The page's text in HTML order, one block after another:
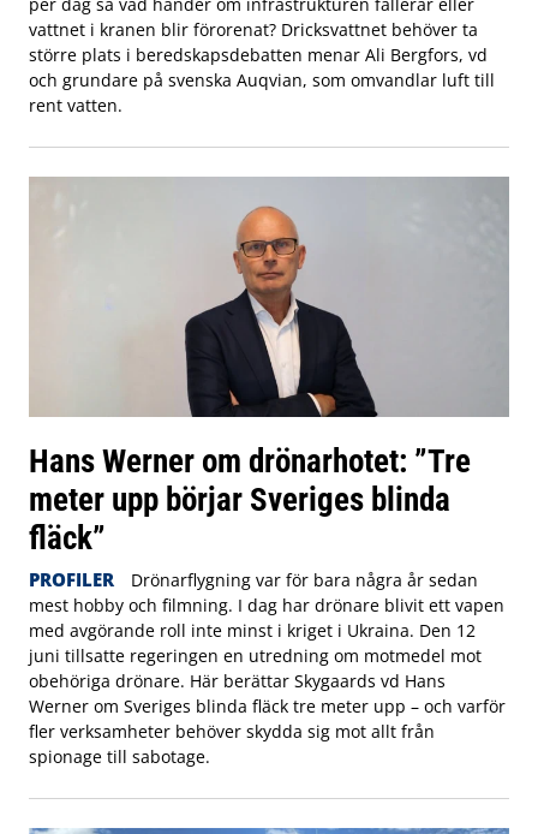
vattnet i kranen blir förorenat? Dricksvattnet behöver ta
större plats i beredskapsdebatten menar Ali Bergfors, vd
och grundare på svenska Auqvian, som omvandlar luft till
rent vatten.
Hans Werner om drönarhotet: ”Tre
meter upp börjar Sveriges blinda
fläck”
PROFILER
Drönarflygning var för bara några år sedan
mest hobby och filmning. I dag har drönare blivit ett vapen
med avgörande roll inte minst i kriget i Ukraina. Den 12
juni tillsatte regeringen en utredning om motmedel mot
obehöriga drönare. Här berättar Skygaards vd Hans
Werner om Sveriges blinda fläck tre meter upp – och varför
fler verksamheter behöver skydda sig mot allt från
spionage till sabotage.